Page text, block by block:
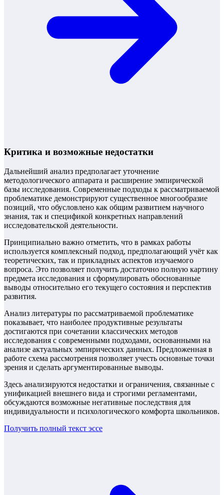
Критика и возможные недостатки
Дальнейший анализ предполагает уточнение
методологического аппарата и расширение эмпирической
базы исследования. Современные подходы к рассматриваемой
проблематике демонстрируют существенное многообразие
позиций, что обусловлено как общим развитием научного
знания, так и спецификой конкретных направлений
исследовательской деятельности.
Принципиально важно отметить, что в рамках работы
используется комплексный подход, предполагающий учёт как
теоретических, так и прикладных аспектов изучаемого
вопроса. Это позволяет получить достаточно полную картину
предмета исследования и сформулировать обоснованные
выводы относительно его текущего состояния и перспектив
развития.
Анализ литературы по рассматриваемой проблематике
показывает, что наиболее продуктивные результаты
достигаются при сочетании классических методов
исследования с современными подходами, основанными на
анализе актуальных эмпирических данных. Предложенная в
работе схема рассмотрения позволяет учесть основные точки
зрения и сделать аргументированные выводы.
Здесь анализируются недостатки и ограничения, связанные с
унификацией внешнего вида и строгими регламентами,
обсуждаются возможные негативные последствия для
индивидуальности и психологического комфорта школьников.
Получить полный текст эссе